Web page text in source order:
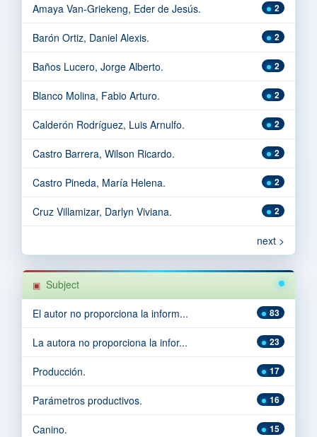
2
Amaya Van-Griekeng, Eder de Jesús.
2
Barón Ortiz, Daniel Alexis.
2
Baños Lucero, Jorge Alberto.
2
Blanco Molina, Fabio Arturo.
2
Calderón Rodríguez, Luis Arnulfo.
2
Castro Barrera, Wilson Ricardo.
2
Castro Pineda, María Helena.
2
Cruz Villamizar, Darlyn Viviana.
next >
Subject
83
El autor no proporciona la inform...
23
La autora no proporciona la infor...
17
Producción.
16
Parámetros productivos.
15
Canino.